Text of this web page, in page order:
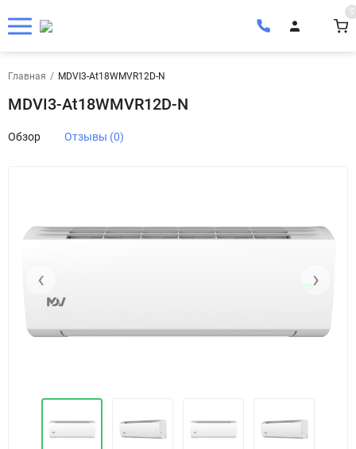
0
Главная / MDVI3-At18WMVR12D-N
MDVI3-At18WMVR12D-N
Обзор Отзывы (0)
‹ ›